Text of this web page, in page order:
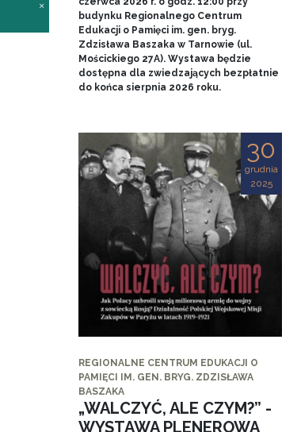
budynku Regionalnego Centrum
Edukacji o Pamięci im. gen. bryg.
Zdzisława Baszaka w Tarnowie (ul.
Mościckiego 27A). Wystawa będzie
dostępna dla zwiedzających bezpłatnie
do końca sierpnia 2026 roku.
30
grudnia
2025
REGIONALNE CENTRUM EDUKACJI O
PAMIĘCI IM. GEN. BRYG. ZDZISŁAWA
BASZAKA
„WALCZYĆ, ALE CZYM?” -
WYSTAWA PLENEROWA